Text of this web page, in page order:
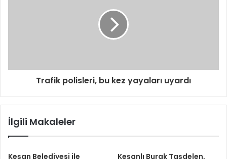
Trafik polisleri, bu kez yayaları uyardı
İlgili Makaleler
Keşan Belediyesi ile Keşanlı Burak Taşdelen,